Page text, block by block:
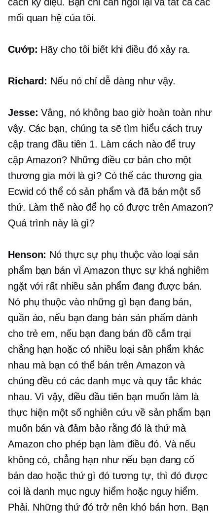
mối quan hệ của tôi.
Cướp: Hãy cho tôi biết khi điều đó xảy ra.
Richard: Nếu nó chỉ dễ dàng như vậy.
Jesse: Vâng, nó không bao giờ hoàn toàn như
vậy. Các bạn, chúng ta sẽ tìm hiểu cách truy
cập trang đầu tiên 1. Làm cách nào để truy
cập Amazon? Những điều cơ bản cho một
thương gia mới là gì? Có thể các thương gia
Ecwid có thể có sản phẩm và đã bán một số
thứ. Làm thế nào để họ có được trên Amazon?
Quá trình này là gì?
Henson: Nó thực sự phụ thuộc vào loại sản
phẩm bạn bán vì Amazon thực sự khá nghiêm
ngặt với rất nhiều sản phẩm đang được bán.
Nó phụ thuộc vào những gì bạn đang bán,
quần áo, nếu bạn đang bán sản phẩm dành
cho trẻ em, nếu bạn đang bán đồ cắm trại
chẳng hạn hoặc có nhiều loại sản phẩm khác
nhau mà bạn có thể bán trên Amazon và
chúng đều có các danh mục và quy tắc khác
nhau. Vì vậy, điều đầu tiên bạn muốn làm là
thực hiện một số nghiên cứu về sản phẩm bạn
muốn bán và đảm bảo rằng đó là thứ mà
Amazon cho phép bạn làm điều đó. Và nếu
không có, chẳng hạn như nếu bạn đang cố
bán dao hoặc thứ gì đó tương tự, thì đó được
coi là danh mục nguy hiểm hoặc nguy hiểm.
Phải. Những thứ đó trở nên khó bán hơn. Bạn